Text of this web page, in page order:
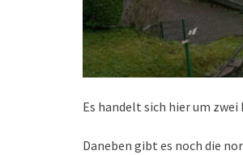
Es handelt sich hier um
Daneben gibt es noch die